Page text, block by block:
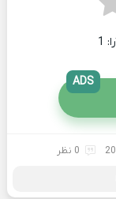
1
ADS
0 نظر